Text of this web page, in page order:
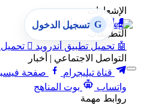
الإشعارات
🔔 إدارة الإشعارات
التطبيقات
🤖 تحميل تطبيق أندرويد 
التواصل الاجتماعي | أخبار
قناة تيليجرام
صفحة
واتساب
بوت المناهج
روابط مهمة
G تسجيل الدخول